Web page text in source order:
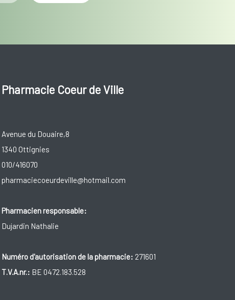
Pharmacie Coeur de Ville
Avenue du Douaire,8
1340 Ottignies
010/416070
pharmaciecoeurdeville@hotmail.com
Pharmacien responsable:
Dujardin Nathalie
Numéro d'autorisation de la pharmacie: 271601
T.V.A.nr.: BE 0472.183.528